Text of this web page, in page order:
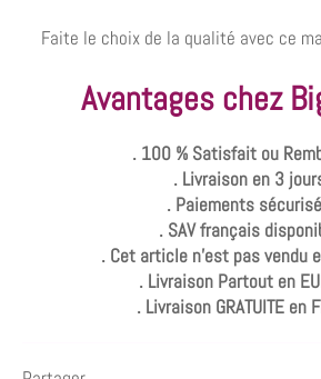
Faite le choix de la qualité avec ce
Avantages chez
. 100 % Satisfait ou
. Livraison en 3
. Paiements
. SAV français
. Cet article n'est pas vendu
. Livraison Partout en
. Livraison GRATUITE en